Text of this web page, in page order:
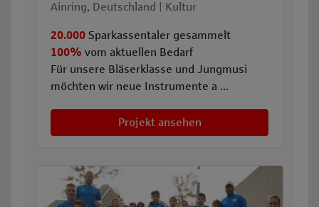
Ainring, Deutschland | Kultur
20.000 Sparkassentaler gesammelt
100% vom aktuellen Bedarf
Für unsere Bläserklasse und Jungmusi
möchten wir neue Instrumente a ...
Projekt ansehen